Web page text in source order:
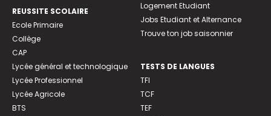
REUSSITE SCOLAIRE
Ecole Primaire
Collège
CAP
Lycée général et technologique
Lycée Professionnel
Lycée Agricole
BTS
Logement Etudiant
Jobs Etudiant et Alternance
Trouve ton job saisonnier
TESTS DE LANGUES
TFI
TCF
TEF